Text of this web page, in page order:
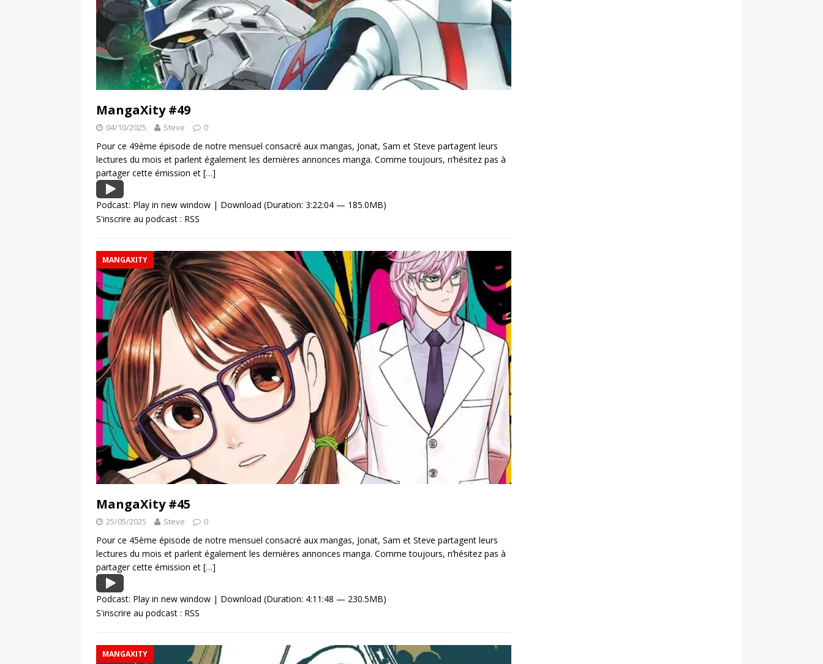
MangaXity #49
04/10/2025 Steve 0
Pour ce 49ème épisode de notre mensuel consacré aux mangas, Jonat, Sam et Steve partagent leurs
lectures du mois et parlent également les dernières annonces manga. Comme toujours, n’hésitez pas à
partager cette émission et […]
Podcast: Play in new window | Download (Duration: 3:22:04 — 185.0MB)
S'inscrire au podcast : RSS
MANGAXITY
MangaXity #45
25/05/2025 Steve 0
Pour ce 45ème épisode de notre mensuel consacré aux mangas, Jonat, Sam et Steve partagent leurs
lectures du mois et parlent également les dernières annonces manga. Comme toujours, n’hésitez pas à
partager cette émission et […]
Podcast: Play in new window | Download (Duration: 4:11:48 — 230.5MB)
S'inscrire au podcast : RSS
MANGAXITY